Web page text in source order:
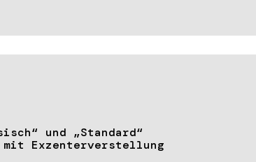
und „Standard“
mit Exzenterverstellung